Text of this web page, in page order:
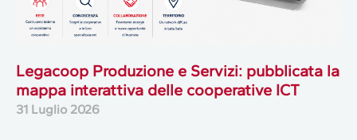
Legacoop Produzione e Servizi: pubblicata la
mappa interattiva delle cooperative ICT
31 Luglio 2026